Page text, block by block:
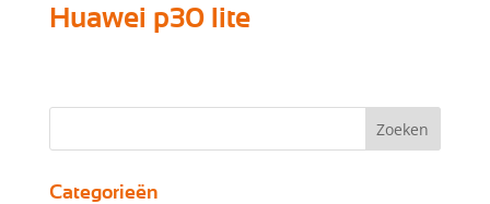
Huawei p30 lite
Categorieën